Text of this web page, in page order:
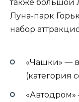
также большой
Луна-парк
набор
«Чашки» —
(категория